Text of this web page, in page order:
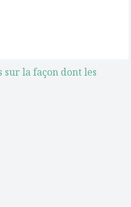
sur la façon dont les